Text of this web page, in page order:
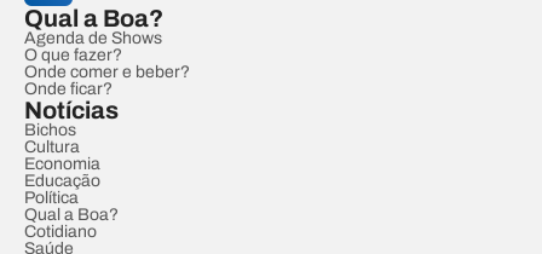
Qual a Boa?
Agenda de Shows
O que fazer?
Onde comer e beber?
Onde ficar?
Notícias
Bichos
Cultura
Economia
Educação
Política
Qual a Boa?
Cotidiano
Saúde